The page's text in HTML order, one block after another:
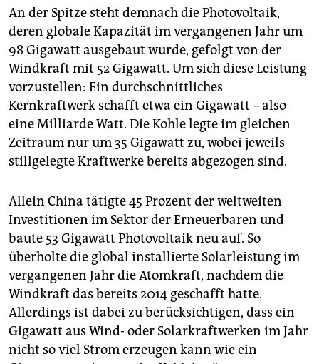
An der Spitze steht demnach die Photovoltaik,
deren globale Kapazität im vergangenen Jahr um
98 Gigawatt ausgebaut wurde, gefolgt von der
Windkraft mit 52 Gigawatt. Um sich diese Leistung
vorzustellen: Ein durchschnittliches
Kernkraftwerk schafft etwa ein Gigawatt – also
eine Milliarde Watt. Die Kohle legte im gleichen
Zeitraum nur um 35 Gigawatt zu, wobei jeweils
stillgelegte Kraftwerke bereits abgezogen sind.
Allein China tätigte 45 Prozent der weltweiten
Investitionen im Sektor der Erneuerbaren und
baute 53 Gigawatt Photovoltaik neu auf. So
überholte die global installierte Solarleistung im
vergangenen Jahr die Atomkraft, nachdem die
Windkraft das bereits 2014 geschafft hatte.
Allerdings ist dabei zu berücksichtigen, dass ein
Gigawatt aus Wind- oder Solarkraftwerken im Jahr
nicht so viel Strom erzeugen kann wie ein